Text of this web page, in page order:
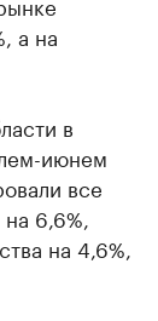
а на
в
июнем
все
6,6%,
на 4,6%,